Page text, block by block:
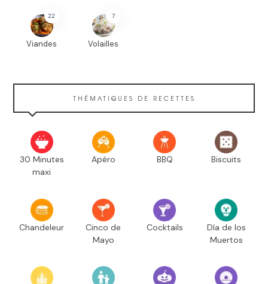
22
Viandes
7
Volailles
THÉMATIQUES DE RECETTES
30 Minutes
maxi
Apéro BBQ Biscuits
Chandeleur
Cinco de
Mayo
Cocktails
Día de los
Muertos